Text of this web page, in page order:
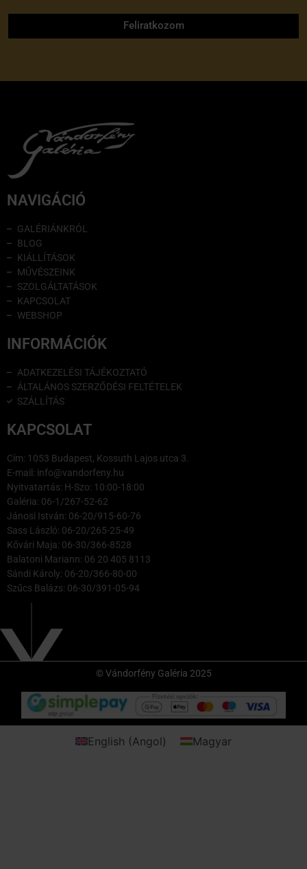
Feliratkozom
NAVIGÁCIÓ
GALÉRIÁNKRÓL
BLOG
KIÁLLÍTÁSOK
MŰVÉSZEINK
SZOLGÁLTATÁSOK
KAPCSOLAT
WEBSHOP
INFORMÁCIÓK
ADATKEZELÉSI TÁJÉKOZTATÓ
ÁLTALÁNOS SZERZŐDÉSI FELTÉTELEK
SZÁLLÍTÁS
KAPCSOLAT
Cím: 1053 Budapest, Kossuth Lajos utca 3.
E-mail: info@vandorfeny.hu
Nyitvatartás: H-Szo: 10:00-18:00
Galéria: 06-1/267-52-62
Jánosi István: 06-20/915-60-76
Sass László: 06-20/265-25-49
Kővári Maja: 06-30/366-8528
Balatoni Mariann: 06 20 405 8113
Sándi Károly: 06-20/366-80-00
Szűcs Balázs: 06-30/391-05-94
© Vándorfény Galéria 2025
English (Angol) Magyar